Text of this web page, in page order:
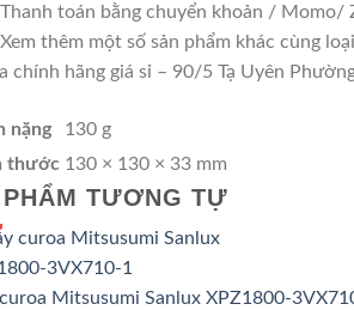
toán bằng chuyển khoản / Momo/
thêm một số sản phẩm khác cùng
chính hãng giá sỉ – 90/5 Tạ Uyên
nặng
130 g
thước 130 × 130 × 33 mm
TƯƠNG TỰ
Mitsusumi Sanlux XPZ1800-